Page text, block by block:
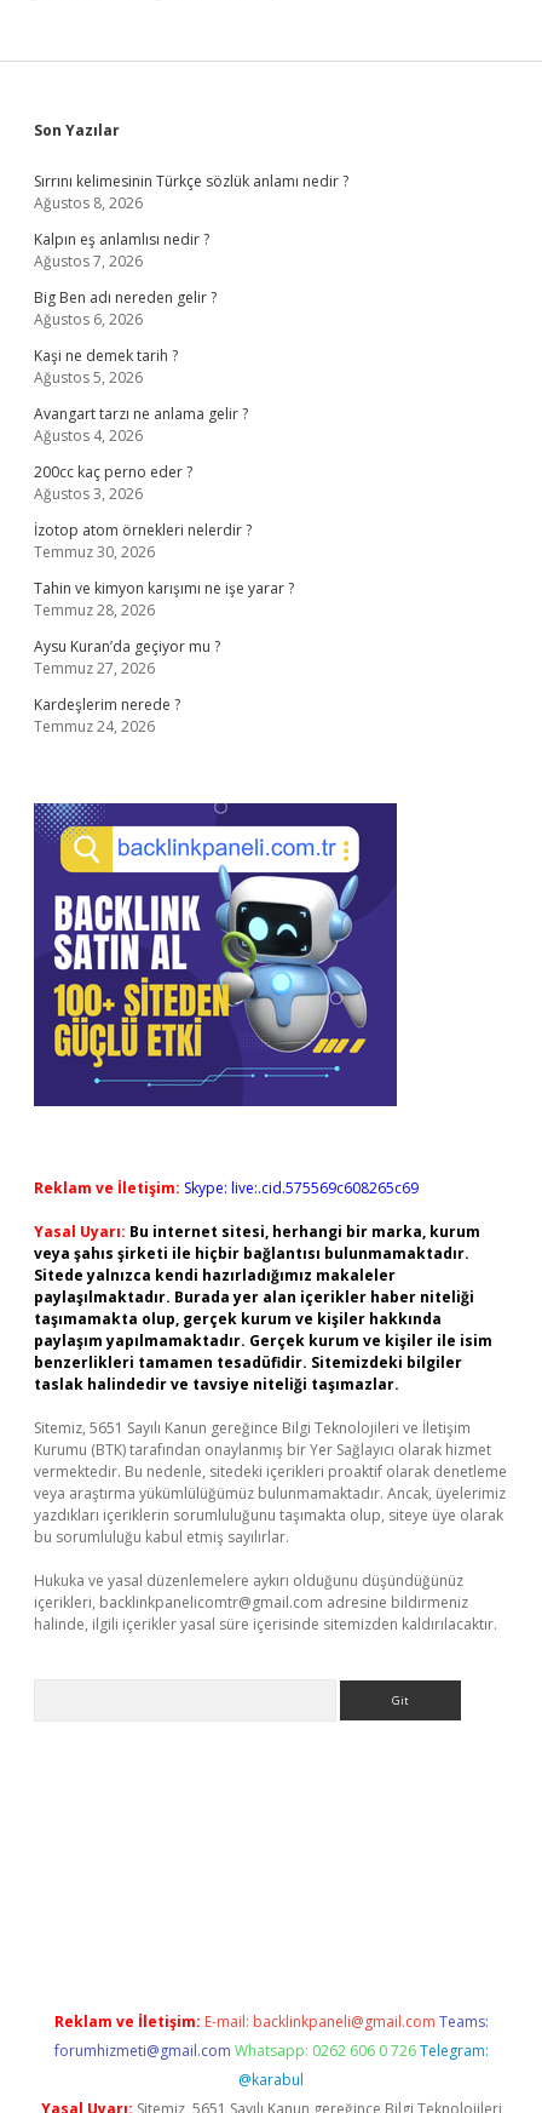
Sidebar
Son Yazılar
Sırrını kelimesinin Türkçe sözlük anlamı nedir ?
Ağustos 8, 2026
Kalpın eş anlamlısı nedir ?
Ağustos 7, 2026
Big Ben adı nereden gelir ?
Ağustos 6, 2026
Kaşi ne demek tarih ?
Ağustos 5, 2026
Avangart tarzı ne anlama gelir ?
Ağustos 4, 2026
200cc kaç perno eder ?
Ağustos 3, 2026
İzotop atom örnekleri nelerdir ?
Temmuz 30, 2026
Tahin ve kimyon karışımı ne işe yarar ?
Temmuz 28, 2026
Aysu Kuran’da geçiyor mu ?
Temmuz 27, 2026
Kardeşlerim nerede ?
Temmuz 24, 2026
Reklam ve İletişim: Skype: live:.cid.575569c608265c69
Yasal Uyarı: Bu internet sitesi, herhangi bir marka, kurum
veya şahıs şirketi ile hiçbir bağlantısı bulunmamaktadır.
Sitede yalnızca kendi hazırladığımız makaleler
paylaşılmaktadır. Burada yer alan içerikler haber niteliği
taşımamakta olup, gerçek kurum ve kişiler hakkında
paylaşım yapılmamaktadır. Gerçek kurum ve kişiler ile isim
benzerlikleri tamamen tesadüfidir. Sitemizdeki bilgiler
taslak halindedir ve tavsiye niteliği taşımazlar.
Sitemiz, 5651 Sayılı Kanun gereğince Bilgi Teknolojileri ve İletişim
Kurumu (BTK) tarafından onaylanmış bir Yer Sağlayıcı olarak hizmet
vermektedir. Bu nedenle, sitedeki içerikleri proaktif olarak denetleme
veya araştırma yükümlülüğümüz bulunmamaktadır. Ancak, üyelerimiz
yazdıkları içeriklerin sorumluluğunu taşımakta olup, siteye üye olarak
bu sorumluluğu kabul etmiş sayılırlar.
Hukuka ve yasal düzenlemelere aykırı olduğunu düşündüğünüz
içerikleri, backlinkpanelicomtr@gmail.com adresine bildirmeniz
halinde, ilgili içerikler yasal süre içerisinde sitemizden kaldırılacaktır.
Reklam ve İletişim: E-mail: backlinkpaneli@gmail.com Teams:
forumhizmeti@gmail.com Whatsapp: 0262 606 0 726 Telegram:
@karabul
Yasal Uyarı: Sitemiz, 5651 Sayılı Kanun gereğince Bilgi Teknolojileri